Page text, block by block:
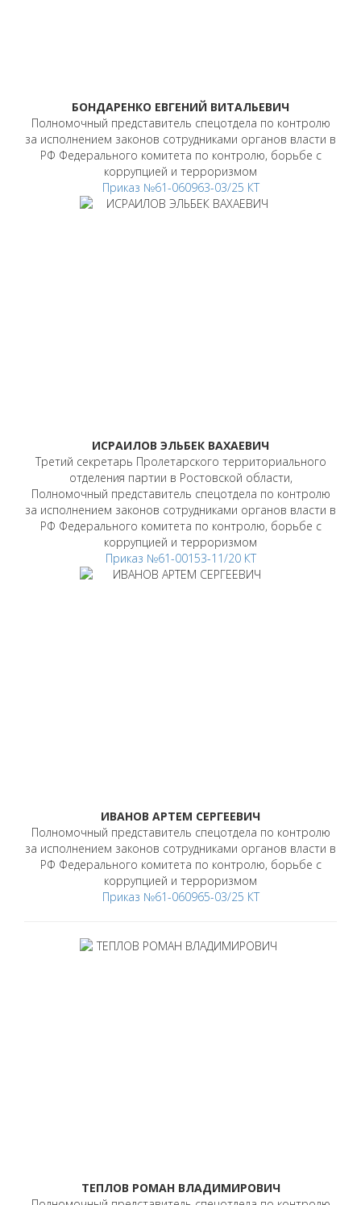
БОНДАРЕНКО ЕВГЕНИЙ ВИТАЛЬЕВИЧ
Полномочный представитель спецотдела по контролю
за исполнением законов сотрудниками органов власти в
РФ Федерального комитета по контролю, борьбе с
коррупцией и терроризмом
Приказ №61-060963-03/25 КТ
ИСРАИЛОВ ЭЛЬБЕК ВАХАЕВИЧ
Третий секретарь Пролетарского территориального
отделения партии в Ростовской области,
Полномочный представитель спецотдела по контролю
за исполнением законов сотрудниками органов власти в
РФ Федерального комитета по контролю, борьбе с
коррупцией и терроризмом
Приказ №61-00153-11/20 КТ
ИВАНОВ АРТЕМ СЕРГЕЕВИЧ
Полномочный представитель спецотдела по контролю
за исполнением законов сотрудниками органов власти в
РФ Федерального комитета по контролю, борьбе с
коррупцией и терроризмом
Приказ №61-060965-03/25 КТ
ТЕПЛОВ РОМАН ВЛАДИМИРОВИЧ